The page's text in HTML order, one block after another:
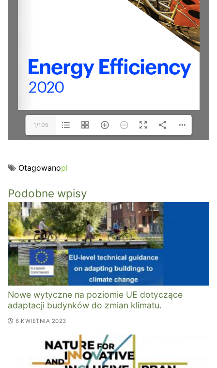
1/105
Otagowanopl
Podobne wpisy
Nowe wytyczne na poziomie UE dotyczące
adaptacji budynków do zmian klimatu.
6 KWIETNIA 2023